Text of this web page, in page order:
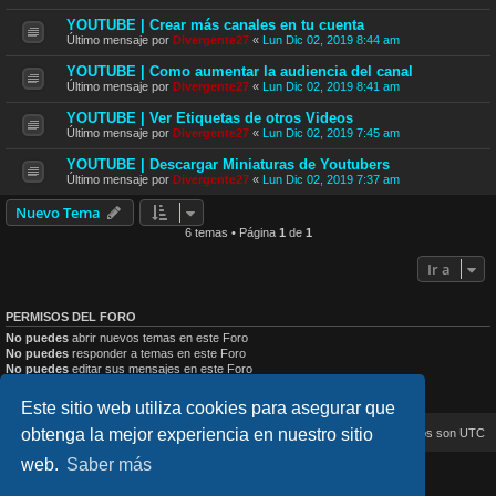
Este sitio web utiliza cookies para asegurar que
obtenga la mejor experiencia en nuestro sitio
web. Saber más
YOUTUBE | Crear más canales en tu cuenta
Último mensaje por Divergente27 « Lun Dic 02, 2019 8:44 am
YOUTUBE | Como aumentar la audiencia del canal
Último mensaje por Divergente27 « Lun Dic 02, 2019 8:41 am
YOUTUBE | Ver Etiquetas de otros Videos
Último mensaje por Divergente27 « Lun Dic 02, 2019 7:45 am
YOUTUBE | Descargar Miniaturas de Youtubers
Último mensaje por Divergente27 « Lun Dic 02, 2019 7:37 am
Nuevo Tema
6 temas • Página 1 de 1
Ir a
PERMISOS DEL FORO
No puedes abrir nuevos temas en este Foro
No puedes responder a temas en este Foro
No puedes editar sus mensajes en este Foro
No puedes
enviar adjuntos en este Foro
Inicio Índice general Todos los horarios son UTC